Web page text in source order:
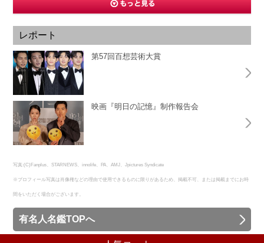
レポート
第57回百想芸術大賞
映画『明日の記憶』制作報告会
写真:(C)Fanplus、STARNEWS、innolife、PA、AMJ、Jpictures Syndicate
※プロフィール写真は肖像権などの理由で使用できるものに限りがあるため、掲載不可、または掲載までにお時
間をいただく場合がございます。
有名人名鑑TOPへ